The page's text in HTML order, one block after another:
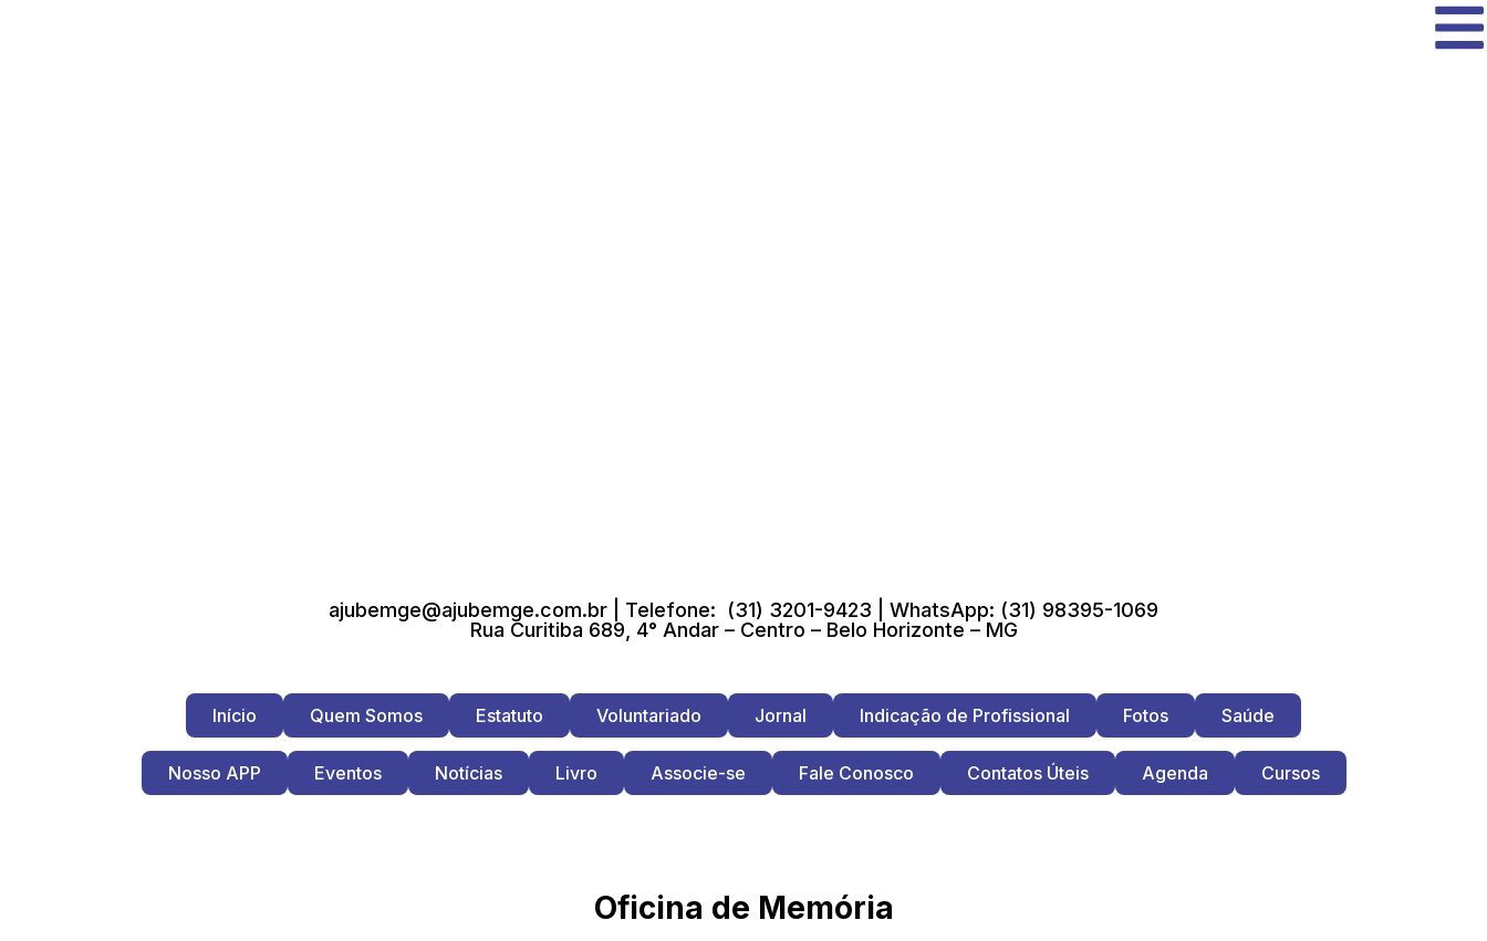
ajubemge@ajubemge.com.br | Telefone: (31) 3201-9423 | WhatsApp: (31) 98395-1069
Rua Curitiba 689, 4° Andar – Centro – Belo Horizonte – MG
Início Quem Somos Estatuto Voluntariado Jornal Indicação de Profissional Fotos Saúde
Nosso APP Eventos Notícias Livro Associe-se Fale Conosco Contatos Úteis Agenda Cursos
Oficina de Memória